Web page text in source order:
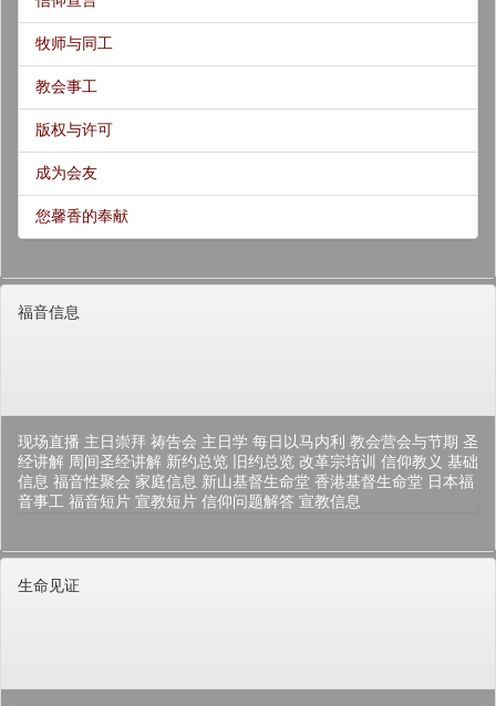
牧师与同工
教会事工
版权与许可
成为会友
您馨香的奉献
福音信息
现场直播 主日崇拜 祷告会 主日学 每日以马内利 教会营会与节期 圣
经讲解 周间圣经讲解 新约总览 旧约总览 改革宗培训 信仰教义 基础
信息 福音性聚会 家庭信息 新山基督生命堂 香港基督生命堂 日本福
音事工 福音短片 宣教短片 信仰问题解答 宣教信息
生命见证